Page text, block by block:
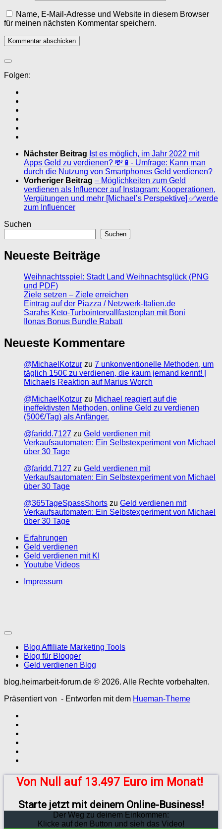
Name, E-Mail-Adresse und Website in diesem Browser
für meinen nächsten Kommentar speichern.
Folgen:
Nächster Beitrag Ist es möglich, im Jahr 2022 mit
Apps Geld zu verdienen? 💸📱- Umfrage: Kann man
durch die Nutzung von Smartphones Geld verdienen?
Vorheriger Beitrag – Möglichkeiten zum Geld
verdienen als Influencer auf Instagram: Kooperationen,
Vergütungen und mehr [Michael’s Perspektive] ✅werde
zum Influencer
Suchen
Suchen
Neueste Beiträge
Weihnachtsspiel: Stadt Land Weihnachtsglück (PNG
und PDF)
Ziele setzen – Ziele erreichen
Eintrag auf der Piazza / Netzwerk-Italien.de
Sarahs Keto-Turbointervallfastenplan mit Boni
Ilonas Bonus Bundle Rabatt
Neueste Kommentare
@MichaelKotzur zu 7 unkonventionelle Methoden, um
täglich 150€ zu verdienen, die kaum jemand kennt! |
Michaels Reaktion auf Marius Worch
@MichaelKotzur zu Michael reagiert auf die
ineffektivsten Methoden, online Geld zu verdienen
(500€/Tag) als Anfänger.
@faridd.7127 zu Geld verdienen mit
Verkaufsautomaten: Ein Selbstexperiment von Michael
über 30 Tage
@faridd.7127 zu Geld verdienen mit
Verkaufsautomaten: Ein Selbstexperiment von Michael
über 30 Tage
@365TageSpassShorts zu Geld verdienen mit
Verkaufsautomaten: Ein Selbstexperiment von Michael
über 30 Tage
Erfahrungen
Geld verdienen
Geld verdienen mit KI
Youtube Videos
Impressum
Blog Affiliate Marketing Tools
Blog für Blogger
Geld verdienen Blog
blog.heimarbeit-forum.de © 2026. Alle Rechte vorbehalten.
Präsentiert von - Entworfen mit dem Hueman-Theme
Von Null auf 13.497 Euro im Monat!
Starte jetzt mit deinem Online-Business!
Der Weg zu deinem Einkommen:
Klicke auf den Button und sieh das Video!